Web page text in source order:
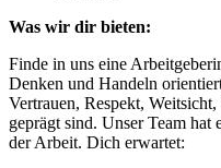
Was wir dir bieten:
Finde in uns eine
Denken und Handeln
Vertrauen, Respekt,
geprägt sind. Unser Team hat
der Arbeit. Dich erwartet: